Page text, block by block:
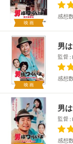
映画
感想数
映画
男
監督
感想数
男
監督
感想数